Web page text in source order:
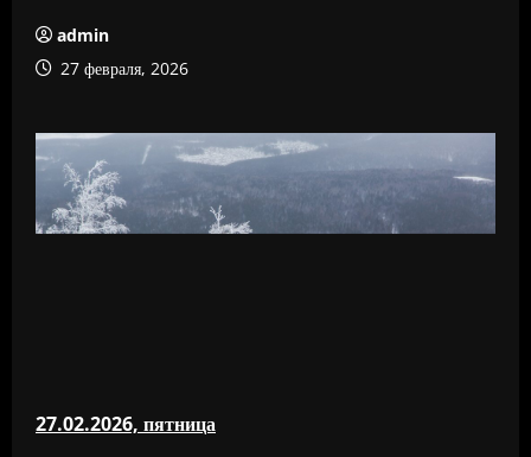
admin
27 февраля, 2026
27.02.2026, пятница